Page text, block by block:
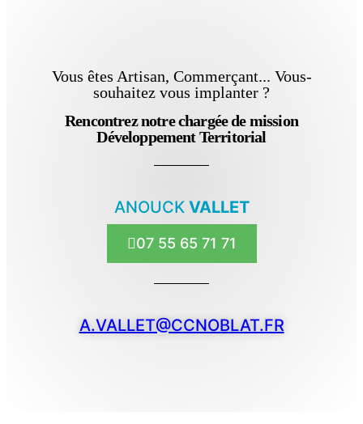
Vous êtes Artisan, Commerçant... Vous-
souhaitez vous implanter ?
Rencontrez notre chargée de mission
Développement Territorial
ANOUCK VALLET
07 55 65 71 71
A.VALLET@CCNOBLAT.FR